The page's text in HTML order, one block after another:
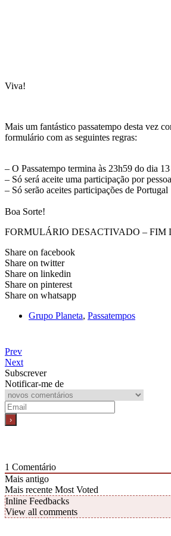
Viva!
Mais um fantástico passatempo desta vez
formulário com as seguintes regras:
– O Passatempo termina às 23h59 do dia
– Só será aceite uma participação por pessoa
– Só serão aceites participações de Portugal
Boa Sorte!
FORMULÁRIO DESACTIVADO – FIM
Share on facebook
Share on twitter
Share on linkedin
Share on pinterest
Share on whatsapp
Grupo Planeta, Passatempos
Prev
Next
Subscrever
Notificar-me de
1 Comentário
Mais antigo
Mais recente Most Voted
Inline Feedbacks
View all comments